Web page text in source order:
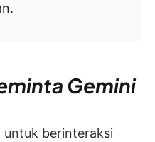
Gemini
untuk berinteraksi